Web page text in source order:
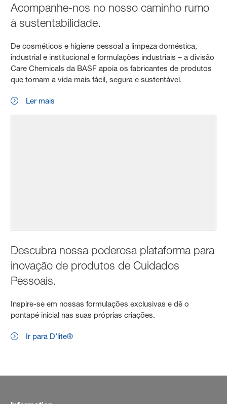
Acompanhe-nos no nosso caminho rumo
à sustentabilidade.
De cosméticos e higiene pessoal a limpeza doméstica,
industrial e institucional e formulações industriais – a divisão
Care Chemicals da BASF apoia os fabricantes de produtos
que tornam a vida mais fácil, segura e sustentável.
Ler mais
Descubra nossa poderosa plataforma para
inovação de produtos de Cuidados
Pessoais.
Inspire-se em nossas formulações exclusivas e dê o
pontapé inicial nas suas próprias criações.
Ir para D’lite®